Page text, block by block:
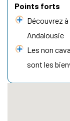
Points forts
Découvrez à
Andalousie
Les non
sont les